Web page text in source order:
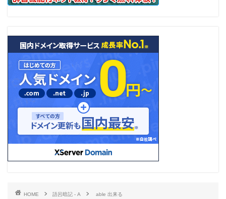
HOME 語呂暗記 - A able 出来る